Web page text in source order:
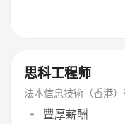
思科工程师
法本信息技術（香港
豐厚薪酬